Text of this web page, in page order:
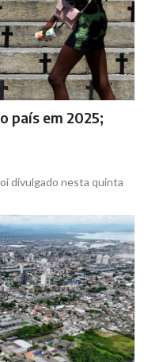
país em 2025;
divulgado nesta quinta